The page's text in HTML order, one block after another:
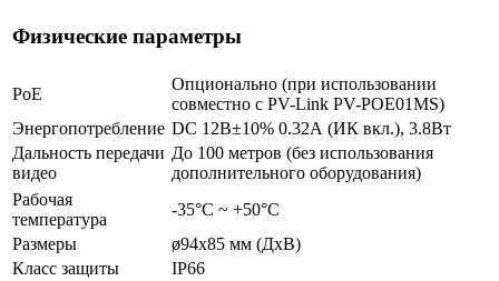
Физические параметры
PoE
Опционально (при использовании
совместно с PV-Link PV-POE01MS)
Энергопотребление DC 12В±10% 0.32А (ИК вкл.), 3.8Вт
Дальность передачи
видео
До 100 метров (без использования
дополнительного оборудования)
Рабочая
температура
-35°С ~ +50°С
Размеры
ø94x85 мм (ДхВ)
Класс защиты
IP66